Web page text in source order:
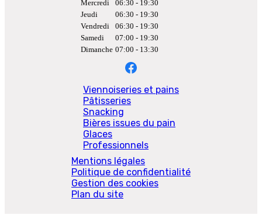
Mercredi
06:30 - 19:30
Jeudi
06:30 - 19:30
Vendredi
06:30 - 19:30
Samedi
07:00 - 19:30
Dimanche 07:00 - 13:30
Viennoiseries et pains
Pâtisseries
Snacking
Bières issues du pain
Glaces
Professionnels
Mentions légales
Politique de confidentialité
Gestion des cookies
Plan du site